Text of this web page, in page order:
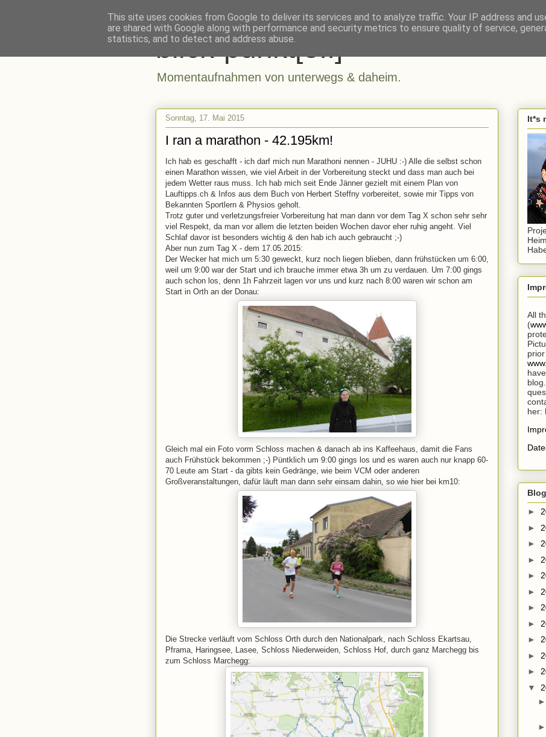
blick-punkt[e..]
Momentaufnahmen von unterwegs & daheim.
Sonntag, 17. Mai 2015
I ran a marathon - 42.195km!
Ich hab es geschafft - ich darf mich nun Marathoni nennen - JUHU :-) Alle die selbst schon
einen Marathon wissen, wie viel Arbeit in der Vorbereitung steckt und dass man auch bei
jedem Wetter raus muss. Ich hab mich seit Ende Jänner gezielt mit einem Plan von
Lauftipps.ch & Infos aus dem Buch von Herbert Steffny vorbereitet, sowie mir Tipps von
Bekannten Sportlern & Physios geholt.
Trotz guter und verletzungsfreier Vorbereitung hat man dann vor dem Tag X schon sehr sehr
viel Respekt, da man vor allem die letzten beiden Wochen davor eher ruhig angeht. Viel
Schlaf davor ist besonders wichtig & den hab ich auch gebraucht ;-)
Aber nun zum Tag X - dem 17.05.2015:
Der Wecker hat mich um 5:30 geweckt, kurz noch liegen blieben, dann frühstücken um 6:00,
weil um 9:00 war der Start und ich brauche immer etwa 3h um zu verdauen. Um 7:00 gings
auch schon los, denn 1h Fahrzeit lagen vor uns und kurz nach 8:00 waren wir schon am
Start in Orth an der Donau:
Gleich mal ein Foto vorm Schloss machen & danach ab ins Kaffeehaus, damit die Fans
auch Frühstück bekommen ;-) Püntklich um 9:00 gings los und es waren auch nur knapp 60-
70 Leute am Start - da gibts kein Gedränge, wie beim VCM oder anderen
Großveranstaltungen, dafür läuft man dann sehr einsam dahin, so wie hier bei km10:
Die Strecke verläuft vom Schloss Orth durch den Nationalpark, nach Schloss Ekartsau,
Pframa, Haringsee, Lasee, Schloss Niederweiden, Schloss Hof, durch ganz Marchegg bis
zum Schloss Marchegg:
It*s
All
(
her:
►
►
►
►
►
►
►
►
►
►
►
▼
►
►
This site uses cookies from Google to deliver its services and to analyze traffic. Your IP address and
are shared with Google along with performance and security metrics to ensure quality of service,
statistics, and to detect and address abuse.